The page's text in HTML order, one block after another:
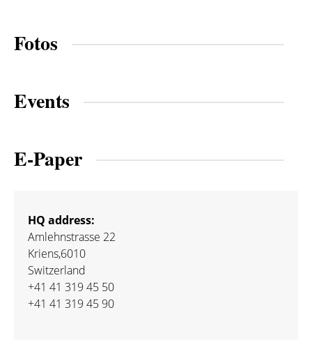
Fotos
Events
E-Paper
HQ address:
Amlehnstrasse 22
Kriens,6010
Switzerland
+41 41 319 45 50
+41 41 319 45 90